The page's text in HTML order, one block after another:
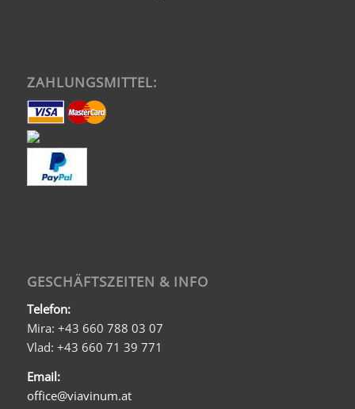
ZAHLUNGSMITTEL:
GESCHÄFTSZEITEN & INFO
Telefon:
Mira: +43 660 788 03 07
Vlad: +43 660 71 39 771
Email:
office@viavinum.at